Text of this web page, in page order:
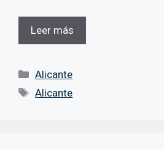
Leer más
Categorías
Alicante
Etiquetas
Alicante